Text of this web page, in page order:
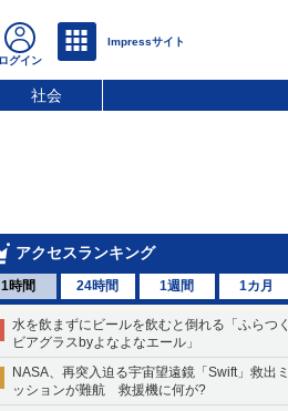
社会
アクセスランキング
1時間 24時間 1週間 1カ月
水を飲まずにビールを飲むと倒れる「ふらつく
ビアグラスbyよなよなエール」
NASA、再突入迫る宇宙望遠鏡「Swift」救出ミ
ッションが難航 救援機に何が?